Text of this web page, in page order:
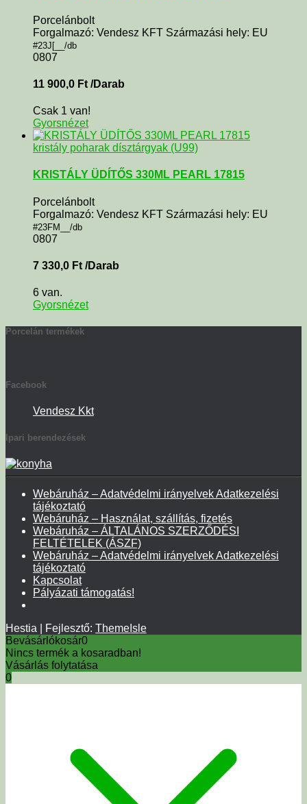
Porcelánbolt
Forgalmazó: Vendesz KFT Származási hely: EU
#23J[__/db
0807
11 900,0 Ft /Darab
Csak 1 van!
Gyorsnézet
kristály poharak dísztárgyak (U99)
KRISTÁLY ÜDÍTŐS 330ML PEARL 17815
Porcelánbolt
Forgalmazó: Vendesz KFT Származási hely: EU
#23FM__/db
0807
7 330,0 Ft /Darab
6 van.
Gyorsnézet
Porcelán termékek
Facebook
Vendesz Kkt
Ipari berendezések
Webáruház – Adatvédelmi irányelvek Adatkezelési
tájékoztató
Webáruház – Használat, szállítás, fizetés
Webáruház – ÁLTALÁNOS SZERZŐDÉSI
FELTÉTELEK (ÁSZF)
Webáruház – Adatvédelmi irányelvek Adatkezelési
tájékoztató
Kapcsolat
Pályázati támogatás!
Hestia | Fejlesztő: ThemeIsle
Bevásárlókosár0
Nincs termék a kosaradban!
Vásárlás folytatása
0